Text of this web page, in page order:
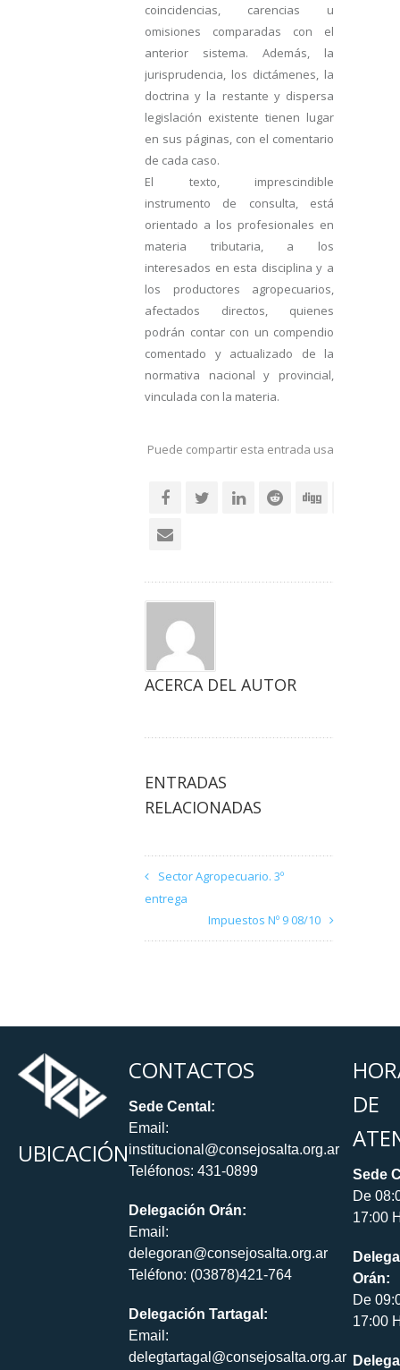
coincidencias, carencias u
omisiones comparadas con el
anterior sistema. Además, la
jurisprudencia, los dictámenes, la
doctrina y la restante y dispersa
legislación existente tienen lugar
en sus páginas, con el comentario
de cada caso.
El texto, imprescindible
instrumento de consulta, está
orientado a los profesionales en
materia tributaria, a los
interesados en esta disciplina y a
los productores agropecuarios,
afectados directos, quienes
podrán contar con un compendio
comentado y actualizado de la
normativa nacional y provincial,
vinculada con la materia.
Puede compartir esta entrada usando sus
ACERCA DEL AUTOR
ENTRADAS
RELACIONADAS
Sector Agropecuario. 3º
entrega
Impuestos Nº 9 08/10
UBICACIÓN
CONTACTOS
Sede Cental:
Email:
institucional@consejosalta.org.ar
Teléfonos: 431-0899
Delegación Orán:
Email:
delegoran@consejosalta.org.ar
Teléfono: (03878)421-764
Delegación Tartagal:
Email:
delegtartagal@consejosalta.org.ar
DE
Sede
De
17:00
Orán:
De
17:00